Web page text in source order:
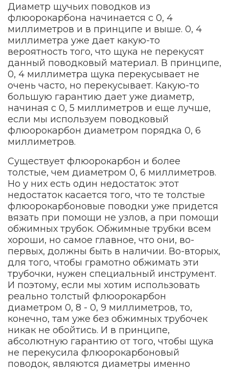
Диаметр щучьих поводков из
флюорокарбона начинается с 0, 4
миллиметров и в принципе и выше. 0, 4
миллиметра уже дает какую-то
вероятность того, что щука не перекусят
данный поводковый материал. В принципе,
0, 4 миллиметра щука перекусывает не
очень часто, но перекусывает. Какую-то
большую гарантию дает уже диаметр,
начиная с 0, 5 миллиметров и еще лучше,
если мы используем поводковый
флюорокарбон диаметром порядка 0, 6
миллиметров.
Существует флюорокарбон и более
толстые, чем диаметром 0, 6 миллиметров.
Но у них есть один недостаток: этот
недостаток касается того, что те толстые
флюорокарбоновые поводки уже придется
вязать при помощи не узлов, а при помощи
обжимных трубок. Обжимные трубки всем
хороши, но самое главное, что они, во-
первых, должны быть в наличии. Во-вторых,
для того, чтобы грамотно обжимать эти
трубочки, нужен специальный инструмент.
И поэтому, если мы хотим использовать
реально толстый флюорокарбон
диаметром 0, 8 - 0, 9 миллиметров, то,
конечно, там уже без обжимных трубочек
никак не обойтись. И в принципе,
абсолютную гарантию от того, чтобы щука
не перекусила флюорокарбоновый
поводок, являются диаметры именно